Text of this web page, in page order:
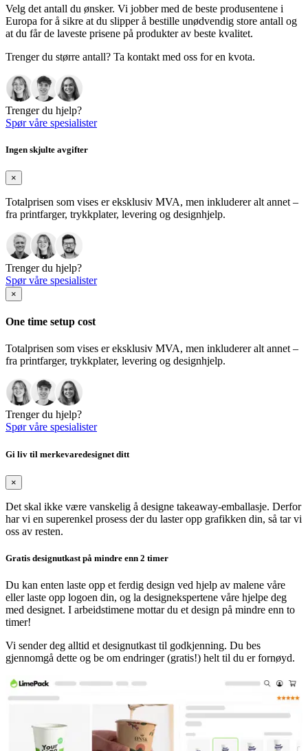
Velg det antall du ønsker. Vi jobber med de beste produsentene i
Europa for å sikre at du slipper å bestille unødvendig store antall og
at du får de laveste prisene på produkter av beste kvalitet.
Trenger du større antall? Ta kontakt med oss for en kvota.
Trenger du hjelp?
Spør våre spesialister
Ingen skjulte avgifter
×
Totalprisen som vises er eksklusiv MVA, men inkluderer alt annet –
fra printfarger, trykkplater, levering og designhjelp.
Trenger du hjelp?
Spør våre spesialister
×
One time setup cost
Totalprisen som vises er eksklusiv MVA, men inkluderer alt annet –
fra printfarger, trykkplater, levering og designhjelp.
Trenger du hjelp?
Spør våre spesialister
Gi liv til merkevaredesignet ditt
×
Det skal ikke være vanskelig å designe takeaway-emballasje. Derfor
har vi en superenkel prosess der du laster opp grafikken din, så tar vi
oss av resten.
Gratis designutkast på mindre enn 2 timer
Du kan enten laste opp et ferdig design ved hjelp av malene våre
eller laste opp logoen din, og la designekspertene våre hjelpe deg
med designet. I arbeidstimene mottar du et design på mindre enn to
timer!
Vi sender deg alltid et designutkast til godkjenning. Du bes
gjennomgå dette og be om endringer (gratis!) helt til du er fornøyd.